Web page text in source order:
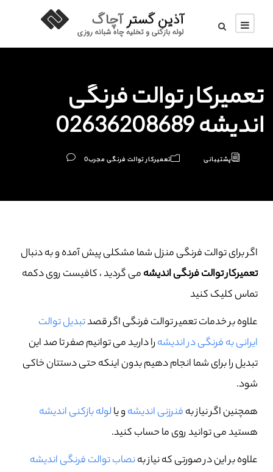
تعمیرکار توالت فرنگی
اندیشه 02636208689
پشتیبانی تعمیرکار توالت فرنگی مجرب0
اگر برای توالت فرنگی منزل شما مشکلی پیش آمده و به دنبال
تعمیرکار توالت فرنگی اندیشهمی گردید ، کافیست روی دکمه
تماس کلیک کنید
علاوه بر خدمات تعمیر توالت فرنگی اگر قصدتبدیل توالت
ایرانی به فرنگی در اندیشهرا دارید می توانیم صفر تا صد این
تبدیل را برای شما انجام دهیم بدون اینکه حتی دستتان خاکی
شود.
همچنین اگر نیاز بهفنرزنی اندیشهو یالوله بازکنی اندیشه
هستید می توانید روی ما حساب کنید.
علاوه بر این در صورتی که نیاز بهنصاب توالت فرنگی اندیشه